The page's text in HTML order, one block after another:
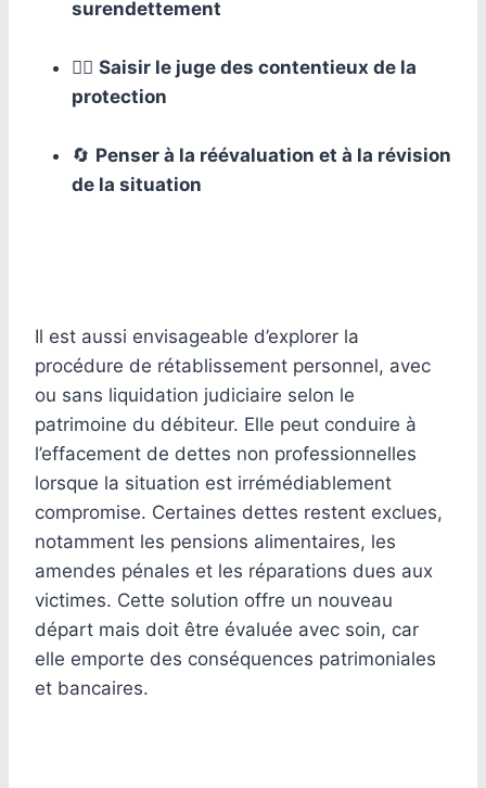
surendettement
👨‍⚖️ Saisir le juge des contentieux de la
protection
🔄 Penser à la réévaluation et à la révision
de la situation
Il est aussi envisageable d’explorer la
procédure de rétablissement personnel, avec
ou sans liquidation judiciaire selon le
patrimoine du débiteur. Elle peut conduire à
l’effacement de dettes non professionnelles
lorsque la situation est irrémédiablement
compromise. Certaines dettes restent exclues,
notamment les pensions alimentaires, les
amendes pénales et les réparations dues aux
victimes. Cette solution offre un nouveau
départ mais doit être évaluée avec soin, car
elle emporte des conséquences patrimoniales
et bancaires.